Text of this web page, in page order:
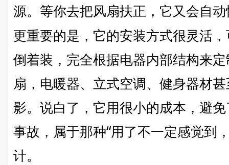
源。等你去把风扇扶正，它又会自
更重要的是，它的安装方式很灵活
倒着装，完全根据电器内部结构来
扇，电暖器、立式空调、健身器材
影。说白了，它用很小的成本，避
事故，属于那种“用了不一定感觉到
计。